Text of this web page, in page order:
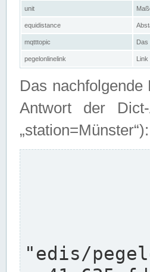
unit
equidistance
mqtttopic
pegelonlinelink
Das
Antwort der
„station=Münster“):
"edis/